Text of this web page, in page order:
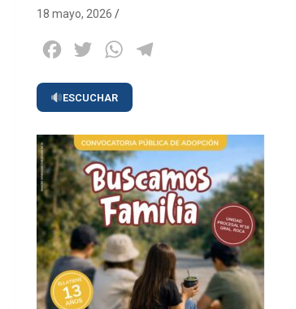
18 mayo, 2026
Facebook
Twitter WhatsApp
ESCUCHAR